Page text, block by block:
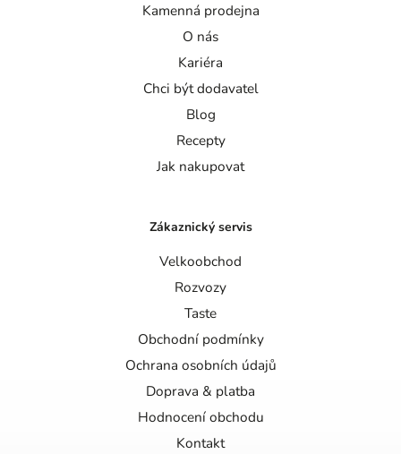
Kamenná prodejna
O nás
Kariéra
Chci být dodavatel
Blog
Recepty
Jak nakupovat
Zákaznický servis
Velkoobchod
Rozvozy
Taste
Obchodní podmínky
Ochrana osobních údajů
Doprava & platba
Hodnocení obchodu
Kontakt